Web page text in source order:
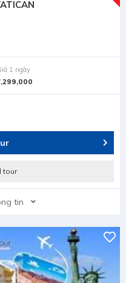
1 ngày
tour
tin